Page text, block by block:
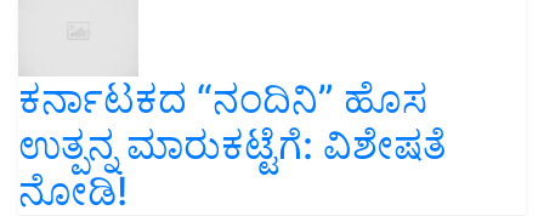
ಕರ್ನಾಟಕದ “ನಂದಿನಿ” ಹೊಸ
ಉತ್ಪನ್ನ ಮಾರುಕಟ್ಟೆಗೆ: ವಿಶೇಷತೆ
ನೋಡಿ!